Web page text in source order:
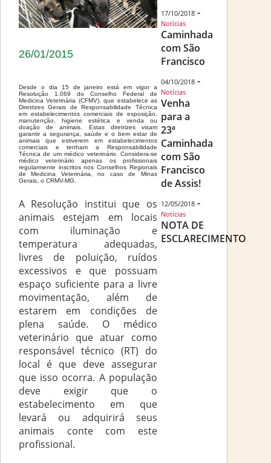
26/01/2015
Desde o dia 15 de janeiro está em vigor a
Resolução 1.069 do Conselho Federal de
Medicina Veterinária (CFMV), que estabelece as
Diretrizes Gerais de Responsabilidade Técnica
em estabelecimentos comerciais de exposição,
manutenção, higiene estética e venda ou
doação de animais. Estas diretrizes visam
garantir a segurança, saúde e o bem estar de
animais que estiverem em estabelecimentos
comerciais e tenham a Responsabilidade
Técnica de um médico veterinário. Considera-se
médico veterinário apenas os profissionais
regularmente inscritos nos Conselhos Regionais
de Medicina Veterinária, no caso de Minas
Gerais, o CRMV-MG.
A Resolução institui que os
animais estejam em locais
com iluminação e
temperatura adequadas,
livres de poluição, ruídos
excessivos e que possuam
espaço suficiente para a livre
movimentação, além de
estarem em condições de
plena saúde. O médico
veterinário que atuar como
responsável técnico (RT) do
local é que deve assegurar
que isso ocorra. A população
deve exigir que o
estabelecimento em que
levará ou adquirirá seus
animais conte com este
profissional.
17/10/2018 -
Notícias
Caminhada
com São
Francisco
04/10/2018 -
Notícias
Venha
para a
23ª
Caminhada
com São
Francisco
de Assis!
12/05/2018 -
Notícias
NOTA DE
ESCLARECIMENTO